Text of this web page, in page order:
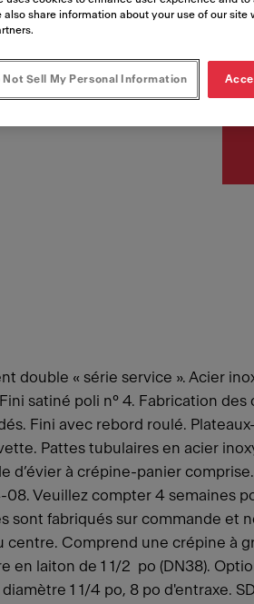
double « série service ». Acier
Fini satiné poli n° 4. Fabrication
Fini avec rebord roulé.
Pattes tubulaires en acier
d’évier à crépine-panier
08. Veuillez compter 4 semaines
sont fabriqués sur commande et
centre. Comprend une crépine à
en laiton de 1 1/2 po (DN38).
1 1/4 po, 8 po d'entraxe.
also share information about your use of our site
Not Sell My Personal Information